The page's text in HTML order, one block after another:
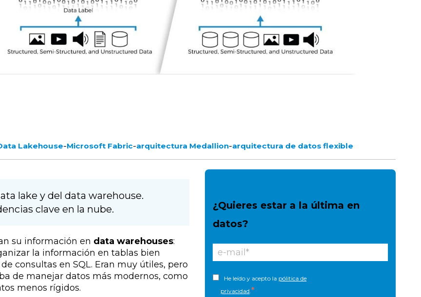
Lakehouse-Microsoft Fabric-arquitectura Medallion-arquitectura de datos flexible
lake y del data warehouse.
clave en la nube.
su información en data warehouses:
la información en tablas bien
consultas en SQL. Eran muy útiles, pero
de manejar datos más modernos, como
menos rígidos.
¿Quieres estar a la última en
datos?
He leído y acepto la pólitica de
privacidad.*